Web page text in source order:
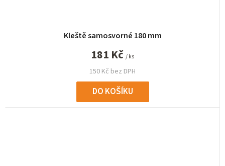
Kleště samosvorné 180 mm
150 Kč bez DPH
181 Kč / ks
DO KOŠÍKU